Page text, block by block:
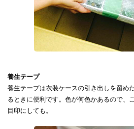
養生テープ
養生テープは衣装ケースの引き出しを留め
るときに便利です。色が何色かあるので、
目印にしても。